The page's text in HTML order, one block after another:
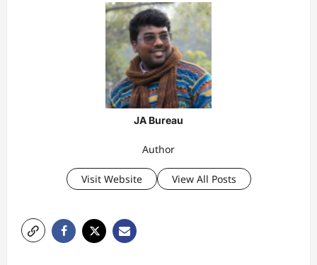
JA Bureau
Author
Visit Website View All Posts